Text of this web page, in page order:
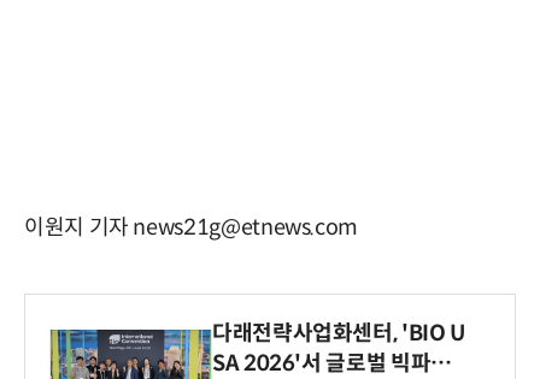
이원지 기자 news21g@etnews.com
다래전략사업화센터, 'BIO U
SA 2026'서 글로벌 빅파마